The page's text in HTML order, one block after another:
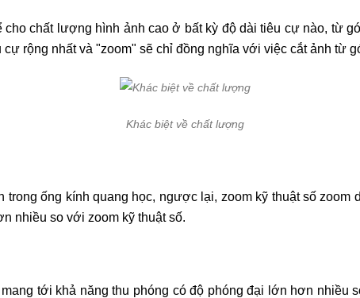
chất lượng hình ảnh cao ở bất kỳ độ dài tiêu cự nào, từ
rộng nhất và "zoom" sẽ chỉ đồng nghĩa với việc cắt ảnh từ
Khác biệt về chất lượng
ống kính quang học, ngược lại, zoom kỹ thuật số zoom
nhiều so với zoom kỹ thuật số.
tới khả năng thu phóng có độ phóng đại lớn hơn nhiều